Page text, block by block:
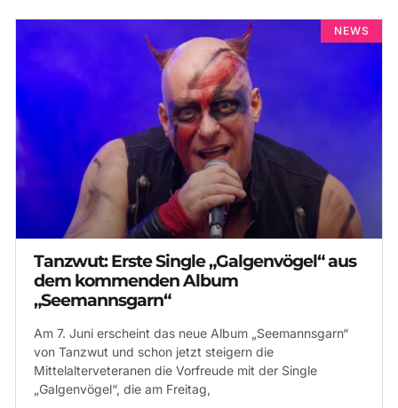
NEWS
Tanzwut: Erste Single „Galgenvögel“ aus
dem kommenden Album
„Seemannsgarn“
Am 7. Juni erscheint das neue Album „Seemannsgarn“
von Tanzwut und schon jetzt steigern die
Mittelalterveteranen die Vorfreude mit der Single
„Galgenvögel“, die am Freitag,